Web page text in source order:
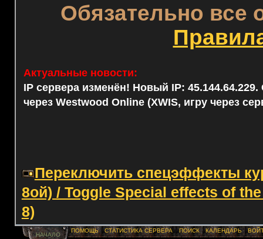
Обязательно все
Актуальные новости:
IP сервера изменён! Новый IP: 45.144.64.229.
через Westwood Online (XWIS, игру через
Переключить спецэффекты
8ой) / Toggle Special effects of
8)
НАЧАЛО
ПОМОЩЬ СТАТИСТИКА СЕРВЕРА ПОИСК КАЛЕНДАРЬ